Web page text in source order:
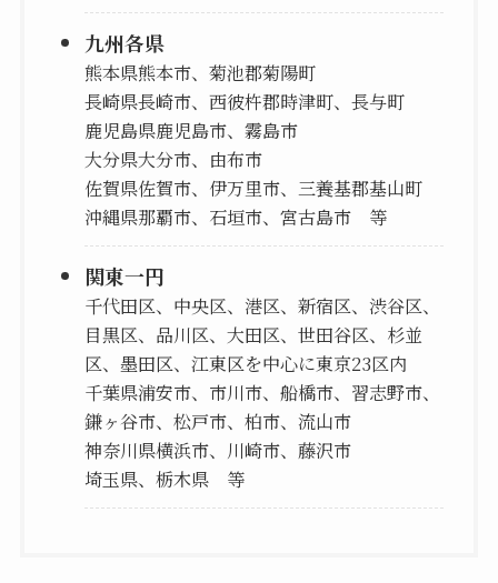
九州各県
熊本県熊本市、菊池郡菊陽町
長崎県長崎市、西彼杵郡時津町、長与町
鹿児島県鹿児島市、霧島市
大分県大分市、由布市
佐賀県佐賀市、伊万里市、三養基郡基山町
沖縄県那覇市、石垣市、宮古島市 等
関東一円
千代田区、中央区、港区、新宿区、渋谷区、
目黒区、品川区、大田区、世田谷区、杉並
区、墨田区、江東区を中心に東京23区内
千葉県浦安市、市川市、船橋市、習志野市、
鎌ヶ谷市、松戸市、柏市、流山市
神奈川県横浜市、川崎市、藤沢市
埼玉県、栃木県 等